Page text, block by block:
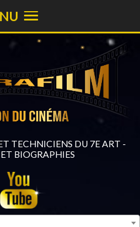
TECHNICIENS DU 7E ART -
BIOGRAPHIES